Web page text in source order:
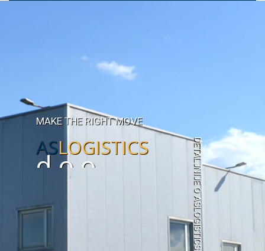
MAKE THE RIGHT MOVE
ASLOGISTICS
d.o.o.
Sarajevo DETALJNIJE O ASLOGISTICS